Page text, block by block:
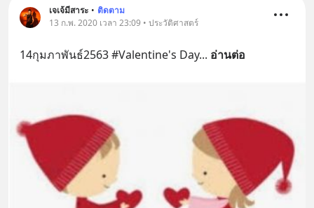
เจเจ้มีสาระ • ติดตาม
13 ก.พ. 2020 เวลา 23:09 • ประวัติศาสตร์
14กุมภาพันธ์2563 #Valentine's Day... อ่านต่อ